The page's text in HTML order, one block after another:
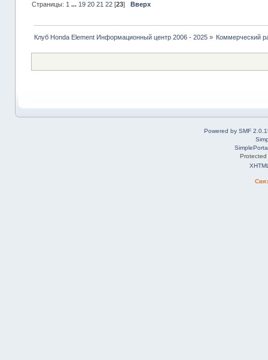
Страницы: 1 ... 19 20 21 22[23] Вверх
Клуб Honda Element Информационный центр 2006 - 2025» Коммерческий
Powered by SMF